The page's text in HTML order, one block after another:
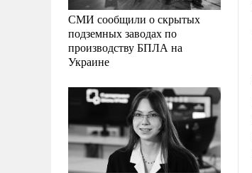
СМИ сообщили о скрытых
подземных заводах по
производству БПЛА на
Украине